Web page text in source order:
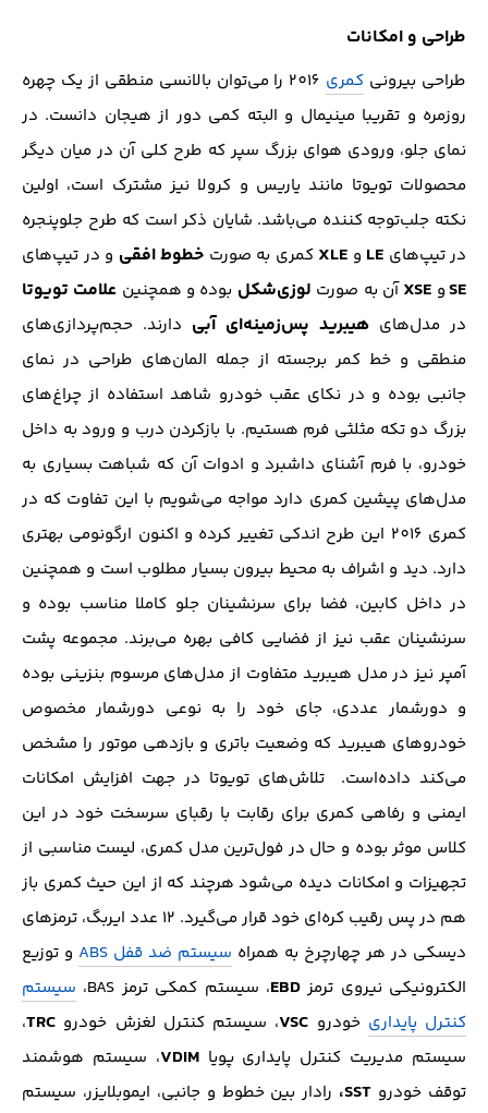
طراحی و امکانات
طراحی بیرونی کمری
2016 را می‌توان بالانسی منطقی از یک چهره
روزمره و تقریبا مینیمال و البته کمی دور از هیجان دانست. در
نمای جلو، ورودی هوای بزرگ سپر که طرح کلی آن در میان دیگر
محصولات تویوتا مانند یاریس و کرولا نیز مشترک است، اولین
نکته جلب‌توجه کننده می‌باشد. شایان ذکر است که طرح جلوپنجره
در تیپ‌های LE و XLE کمری به صورت خطوط افقی و در تیپ‌های
SEو XSEآن به صورت لوزی‌شکل بوده و همچنین علامت تویوتا
در مدل‌های هیبرید پس‌زمینه‌ای آبی دارند. حجم‌پردازی‌های
منطقی و خط کمر برجسته از جمله المان‌های طراحی در نمای
جانبی بوده و در نکای عقب خودرو شاهد استفاده‌ از چراغ‌های
بزرگ دو تکه مثلثی فرم هستیم. با بازکردن درب و ورود به داخل
خودرو، با فرم آشنای داشبرد و ادوات آن که شباهت بسیاری به
مدل‌های پیشین کمری دارد مواجه می‌شویم با این تفاوت که در
کمری 2016 این طرح اندکی تغییر کرده و اکنون ارگونومی بهتری
دارد. دید و اشراف به محیط بیرون بسیار مطلوب است و همچنین
در داخل کابین، فضا برای سرنشینان جلو کاملا مناسب بوده و
سرنشینان عقب نیز از فضایی کافی بهره می‌برند. مجموعه پشت
آمپر نیز در مدل هیبرید متفاوت از مدل‌های مرسوم بنزینی بوده
و دورشمار عددی، جای خود را به نوعی دور‌شمار مخصوص
خودرو‌های هیبرید که وضعیت باتری و بازدهی موتور را مشخص
می‌کند داده‌است. تلاش‌های تویوتا در جهت افزایش امکانات
ایمنی و رفاهی کمری برای رقابت با رقبای سرسخت خود در این
کلاس موثر بوده و حال در فول‌ترین مدل کمری، لیست مناسبی از
تجهیزات و امکانات دیده می‌شود هرچند که از این حیث کمری باز
هم در پس رقیب کره‌ای خود قرار می‌گیرد. 12 عدد ایربگ، ترمز‌های
دیسکی در هر چهار‌چرخ به همراه سیستم ضد قفل ABS
و توزیع
الکترونیکی نیروی ترمزEBD، سیستم کمکی ترمز BAS،
سیستم
کنترل پایداری خودرو VSC، سیستم کنترل لغزش خودرو TRC،
سیستم مدیریت کنترل پایداری پویاVDIM، سیستم هوشمند
توقف خودرو SST، رادار بین خطوط و جانبی، ایموبلایزر، سیستم